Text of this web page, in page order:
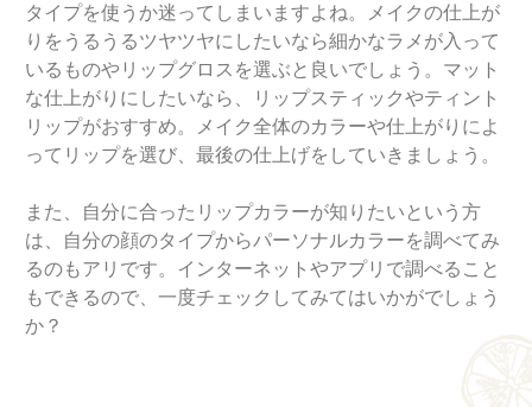
タイプを使うか迷ってしまいますよね。メイクの仕上が
りをうるうるツヤツヤにしたいなら細かなラメが入って
いるものやリップグロスを選ぶと良いでしょう。マット
な仕上がりにしたいなら、リップスティックやティント
リップがおすすめ。メイク全体のカラーや仕上がりによ
ってリップを選び、最後の仕上げをしていきましょう。
また、自分に合ったリップカラーが知りたいという方
は、自分の顔のタイプからパーソナルカラーを調べてみ
るのもアリです。インターネットやアプリで調べること
もできるので、一度チェックしてみてはいかがでしょう
か？